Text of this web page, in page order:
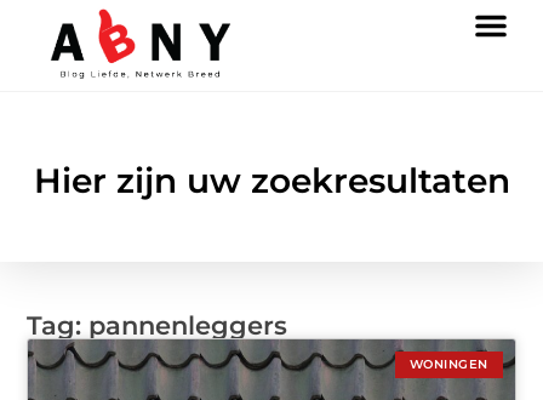
Hier zijn uw zoekresultaten
Tag: pannenleggers
WONINGEN